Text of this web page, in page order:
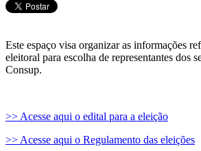
Este espaço visa organizar as informações
eleitoral para escolha de representantes dos
Consup.
>> Acesse aqui o edital para a eleição
>> Acesse aqui o Regulamento das eleições